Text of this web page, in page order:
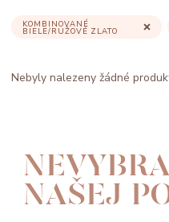
KOMBINOVANÉ
BIELE/RUŽOVÉ ZLATO
Nebyly nalezeny žádné
NAŠEJ